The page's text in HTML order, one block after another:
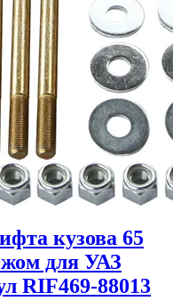
кузова 65
для УАЗ
RIF469-88013